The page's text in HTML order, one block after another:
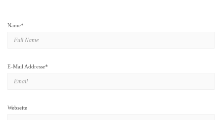
Name*
E-Mail Addresse*
Webseite